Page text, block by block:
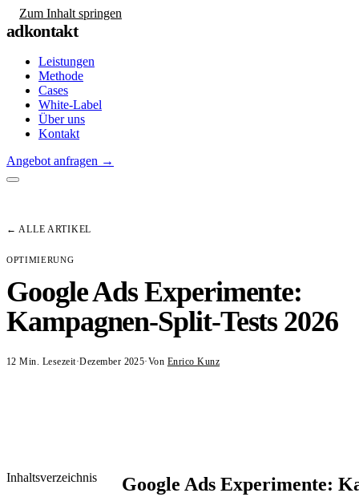
Zum Inhalt springen
adkontakt
Leistungen
Methode
Cases
White-Label
Über uns
Kontakt
Angebot anfragen →
← ALLE ARTIKEL
OPTIMIERUNG
Google Ads Experimente:
Kampagnen-Split-Tests 2026
12 Min. Lesezeit·Dezember 2025·Von Enrico Kunz
Inhaltsverzeichnis
Google Ads Experimente: